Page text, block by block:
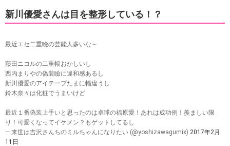
新川優愛さんは目を整形している！？
最近エセ二重瞼の芸能人多いな～
藤田ニコルの二重幅おかしいし
西内まりやの偽装瞼に違和感あるし
新川優愛のアイテープたまに幅違うし
鈴木奈々は化粧でうまいけど
最近１番偽装上手いと思ったのは卓球の福原愛！あれは成功例！羨ましい限
り！可愛くなってイケメン？もゲットしてるし
— 来世は吉沢さんちのミルちゃんになりたい (@yoshizawagumix) 2017年2月
11日